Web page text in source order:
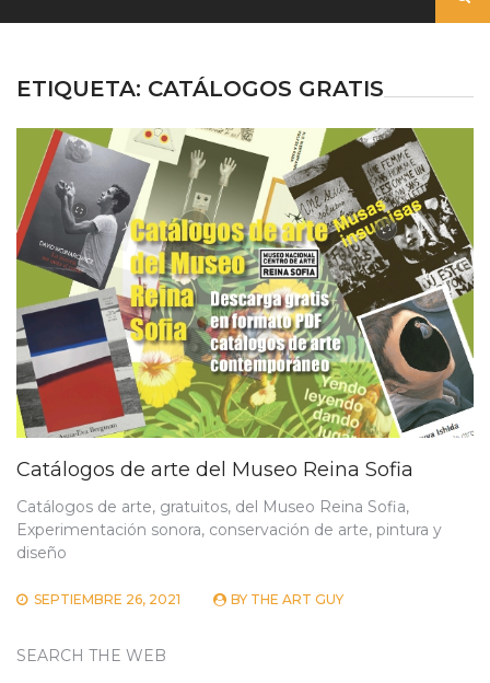
ETIQUETA: CATÁLOGOS GRATIS
Catálogos de arte del Museo Reina Sofia
Catálogos de arte, gratuitos, del Museo Reina Sofia,
Experimentación sonora, conservación de arte, pintura y
diseño
SEPTIEMBRE 26, 2021 BY THE ART GUY
SEARCH THE WEB